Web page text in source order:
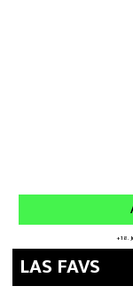
LAS FAVS